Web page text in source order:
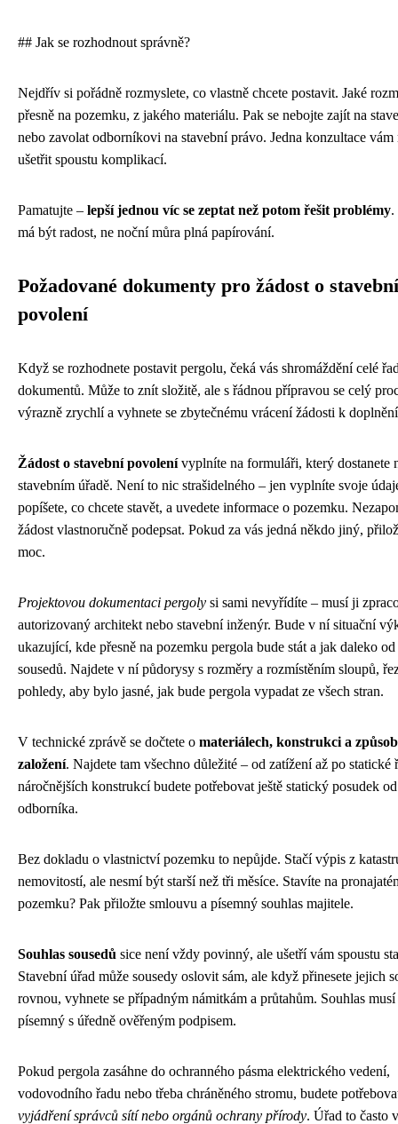
## Jak se rozhodnout správně?
Nejdřív si pořádně rozmyslete, co vlastně chcete postavit. Jaké
přesně na pozemku, z jakého materiálu. Pak se nebojte zajít na
nebo zavolat odborníkovi na stavební právo. Jedna konzultace vám
ušetřit spoustu komplikací.
Pamatujte – lepší jednou víc se zeptat než potom řešit problémy.
má být radost, ne noční můra plná papírování.
Požadované dokumenty pro žádost o stavební
povolení
Když se rozhodnete postavit pergolu, čeká vás shromáždění celé
dokumentů. Může to znít složitě, ale s řádnou přípravou se celý
výrazně zrychlí a vyhnete se zbytečnému vrácení žádosti k
Žádost o stavební povolenívyplníte na formuláři, který dostanete
stavebním úřadě. Není to nic strašidelného – jen vyplníte svoje
popíšete, co chcete stavět, a uvedete informace o pozemku.
žádost vlastnoručně podepsat. Pokud za vás jedná někdo jiný,
moc.
Projektovou dokumentaci pergoly si sami nevyřídíte – musí ji
autorizovaný architekt nebo stavební inženýr. Bude v ní situační
ukazující, kde přesně na pozemku pergola bude stát a jak daleko
sousedů. Najdete v ní půdorysy s rozměry a rozmístěním sloupů,
pohledy, aby bylo jasné, jak bude pergola vypadat ze všech stran.
V technické zprávě se dočtete o materiálech, konstrukci a
založení. Najdete tam všechno důležité – od zatížení až po statické
náročnějších konstrukcí budete potřebovat ještě statický posudek od
odborníka.
Bez dokladu o vlastnictví pozemku to nepůjde. Stačí výpis z
nemovitostí, ale nesmí být starší než tři měsíce. Stavíte na
pozemku? Pak přiložte smlouvu a písemný souhlas majitele.
Souhlas sousedů sice není vždy povinný, ale ušetří vám spoustu
Stavební úřad může sousedy oslovit sám, ale když přinesete jejich
rovnou, vyhnete se případným námitkám a průtahům. Souhlas
písemný s úředně ověřeným podpisem.
Pokud pergola zasáhne do ochranného pásma elektrického vedení,
vodovodního řadu nebo třeba chráněného stromu, budete
vyjádření správců sítí nebo orgánů ochrany přírody. Úřad to často